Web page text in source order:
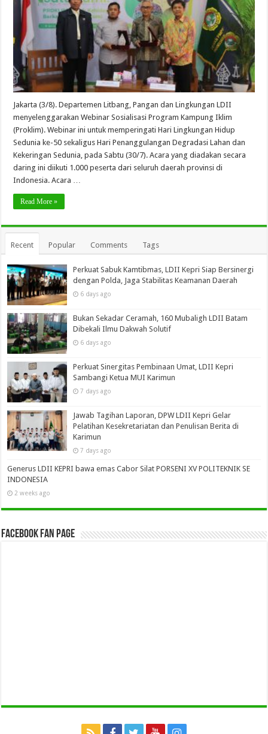
Jakarta (3/8). Departemen Litbang, Pangan dan Lingkungan LDII
menyelenggarakan Webinar Sosialisasi Program Kampung Iklim
(Proklim). Webinar ini untuk memperingati Hari Lingkungan Hidup
Sedunia ke-50 sekaligus Hari Penanggulangan Degradasi Lahan dan
Kekeringan Sedunia, pada Sabtu (30/7). Acara yang diadakan secara
daring ini diikuti 1.000 peserta dari seluruh daerah provinsi di
Indonesia. Acara …
Read More »
Recent Popular Comments Tags
Perkuat Sabuk Kamtibmas, LDII Kepri Siap Bersinergi
dengan Polda, Jaga Stabilitas Keamanan Daerah
6 days ago
Bukan Sekadar Ceramah, 160 Mubaligh LDII Batam
Dibekali Ilmu Dakwah Solutif
6 days ago
Perkuat Sinergitas Pembinaan Umat, LDII Kepri
Sambangi Ketua MUI Karimun
7 days ago
Jawab Tagihan Laporan, DPW LDII Kepri Gelar
Pelatihan Kesekretariatan dan Penulisan Berita di
Karimun
7 days ago
Generus LDII KEPRI bawa emas Cabor Silat PORSENI XV POLITEKNIK SE
INDONESIA
2 weeks ago
Facebook Fan Page